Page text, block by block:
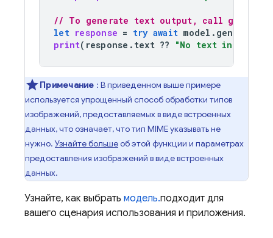
// To generate text output, call
let response = try await model .
print( response . text ?? "No text in
Примечание : В приведенном выше примере
используется упрощенный способ обработки типов
изображений, предоставляемых в виде встроенных
данных, что означает, что тип MIME указывать не
нужно. Узнайте большеоб этой функции и параметрах
предоставления изображений в виде встроенных
данных.
Узнайте, как выбрать модель.подходит для
вашего сценария использования и приложения.